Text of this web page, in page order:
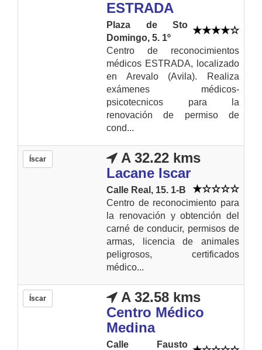
ESTRADA
Plaza de Sto
Domingo, 5. 1º
Centro de reconocimientos
médicos ESTRADA, localizado
en Arevalo (Avila). Realiza
exámenes médicos-
psicotecnicos para la
renovación de permiso de
cond...
Íscar
A 32.22 kms
Lacane Iscar
Calle Real, 15. 1-B
Centro de reconocimiento para
la renovación y obtención del
carné de conducir, permisos de
armas, licencia de animales
peligrosos, certificados
médico...
Íscar
A 32.58 kms
Centro Médico
Medina
Calle Fausto